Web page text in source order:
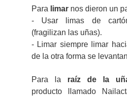
Para limar nos dieron un
- Usar limas de
(fragilizan las uñas).
- Limar siempre limar
de la otra forma se
Para la raíz de la
producto llamado